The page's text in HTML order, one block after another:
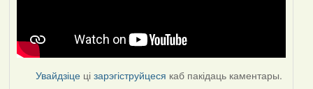
Увайдзіце цізарэгіструйцеся каб пакідаць каментары.